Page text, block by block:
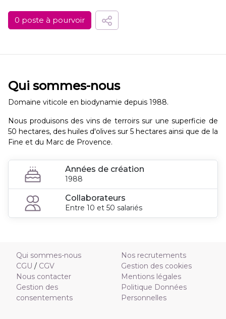
0 poste à pourvoir
Qui sommes-nous
Domaine viticole en biodynamie depuis 1988.
Nous produisons des vins de terroirs sur une superficie de
50 hectares, des huiles d'olives sur 5 hectares ainsi que de la
Fine et du Marc de Provence.
Années de création
1988
Collaborateurs
Entre 10 et 50 salariés
Qui sommes-nous
CGU / CGV
Nous contacter
Gestion des
consentements
Nos recrutements
Gestion des cookies
Mentions légales
Politique Données
Personnelles